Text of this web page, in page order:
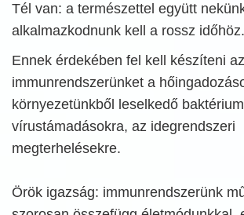
Tél van: a természettel együtt
alkalmazkodnunk kell a rossz időhöz.
Ennek érdekében fel kell készíteni az
immunrendszerünket a
környezetünkből leselkedő
vírustámadásokra, az idegrendszeri
megterhelésekre.
Örök igazság: immunrendszerünk